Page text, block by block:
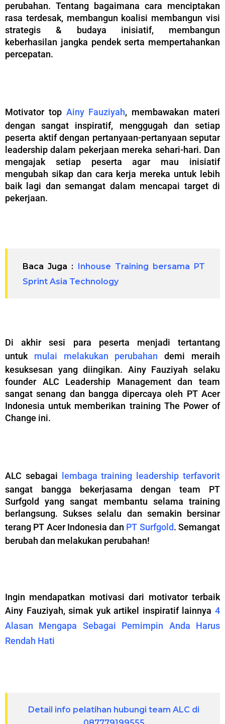
perubahan. Tentang bagaimana cara menciptakan
rasa terdesak, membangun koalisi membangun visi
strategis & budaya inisiatif, membangun
keberhasilan jangka pendek serta mempertahankan
percepatan.
Motivator top Ainy Fauziyah, membawakan materi
dengan sangat inspiratif, menggugah dan setiap
peserta aktif dengan pertanyaan-pertanyaan seputar
leadership dalam pekerjaan mereka sehari-hari. Dan
mengajak setiap peserta agar mau inisiatif
mengubah sikap dan cara kerja mereka untuk lebih
baik lagi dan semangat dalam mencapai target di
pekerjaan.
Baca Juga :
Inhouse Training bersama PT
Sprint Asia Technology
Di akhir sesi para peserta menjadi tertantang
untuk mulai melakukan perubahan demi meraih
kesuksesan yang diingikan. Ainy Fauziyah selaku
founder ALC Leadership Management dan team
sangat senang dan bangga dipercaya oleh PT Acer
Indonesia untuk memberikan training The Power of
Change ini.
ALC sebagai
lembaga training leadership terfavorit
sangat bangga bekerjasama dengan team PT
Surfgold yang sangat membantu selama training
berlangsung. Sukses selalu dan semakin bersinar
terang PT Acer Indonesia dan PT Surfgold. Semangat
berubah dan melakukan perubahan!
Ingin mendapatkan motivasi dari motivator terbaik
Ainy Fauziyah, simak yuk artikel inspiratif lainnya 4
Alasan Mengapa Sebagai Pemimpin Anda Harus
Rendah Hati
Detail info pelatihan hubungi team ALC di